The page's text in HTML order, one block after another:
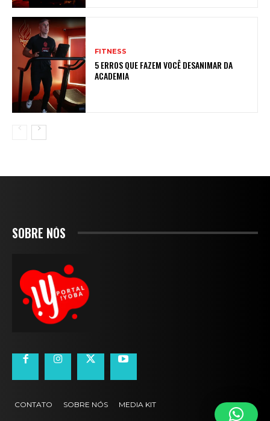
FITNESS
5 ERROS QUE FAZEM VOCÊ DESANIMAR DA
ACADEMIA
SOBRE NÓS
CONTATO SOBRE NÓS MEDIA KIT